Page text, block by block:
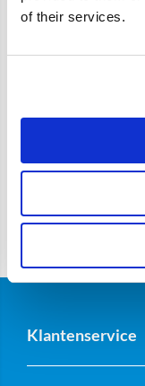
of their services.
Artikelcode
Klantenservice